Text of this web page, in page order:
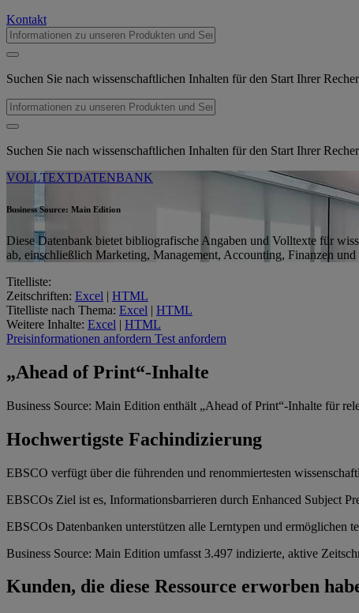
Kontakt
Suchen Sie nach wissenschaftlichen Inhalten für den Start Ihrer
Suchen Sie nach wissenschaftlichen Inhalten für den Start Ihrer
VOLLTEXTDATENBANK
Business Source: Main Edition
Diese Datenbank bietet bibliografische Angaben und Volltexte für
ab, einschließlich Marketing, Management, Accounting, Finanzen
Titelliste:
Zeitschriften: Excel | HTML
Titelliste nach Thema: Excel | HTML
Weitere Inhalte: Excel | HTML
Preisinformationen anfordern Test anfordern
„Ahead of Print“-Inhalte
Business Source: Main Edition enthält „Ahead of Print“-Inhalte für
Hochwertigste Fachindizierung
EBSCO verfügt über die führenden und renommiertesten
EBSCOs Ziel ist es, Informationsbarrieren durch Enhanced Subject
EBSCOs Datenbanken unterstützen alle Lerntypen und ermöglichen
Business Source: Main Edition umfasst 3.497 indizierte, aktive
Kunden, die diese Ressource erworben